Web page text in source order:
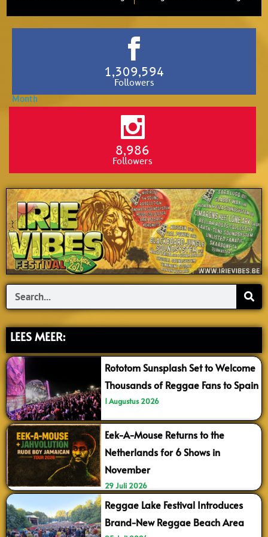
1,309,594
Followers
8,986
Followers
Search
LEES MEER:
Rototom Sunsplash Set to Welcome
Thousands of Reggae Fans to Spain
1 Augustus 2026
Eek-A-Mouse Returns to the
Netherlands for 6 Shows in
November
29 Juli 2026
Reggae Lake Festival Introduces
Brand-New Reggae Beach Area